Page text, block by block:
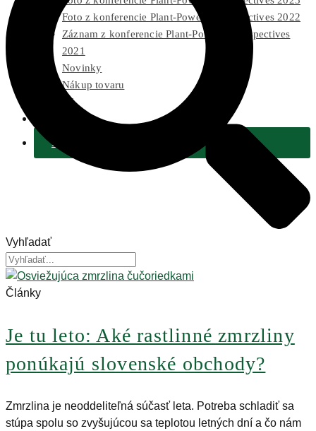
Foto z konferencie Plant-Powered Perspectives 2022
Záznam z konferencie Plant-Powered Perspectives
2021
Novinky
Nákup tovaru
Pre médiá
Podporiť
Vyhľadať
Články
Je tu leto: Aké rastlinné zmrzliny
ponúkajú slovenské obchody?
Zmrzlina je neoddeliteľná súčasť leta. Potreba schladiť sa
stúpa spolu so zvyšujúcou sa teplotou letných dní a čo nám